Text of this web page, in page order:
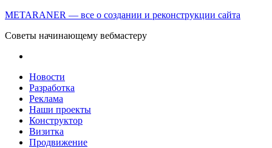
METARANER — все о создании и реконструкции сайта
Советы начинающему вебмастеру
Новости
Разработка
Реклама
Наши проекты
Конструктор
Визитка
Продвижение